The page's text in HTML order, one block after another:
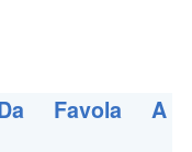
Favola A